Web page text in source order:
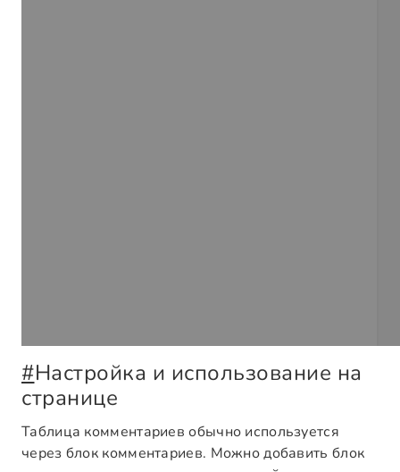
#Настройка и использование на
странице
Таблица комментариев обычно используется
через блок комментариев. Можно добавить блок